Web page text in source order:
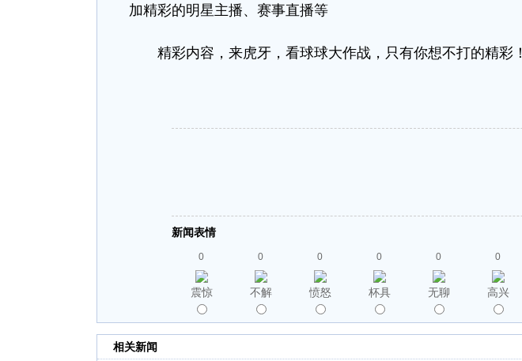
加精彩的明星主播、赛事直播等
精彩内容，来虎牙，看球球大作战，只有你想不打的精彩！
新闻表情
0
震惊
0
不解
0
愤怒
0
杯具
0
无聊
0
高兴
相关新闻